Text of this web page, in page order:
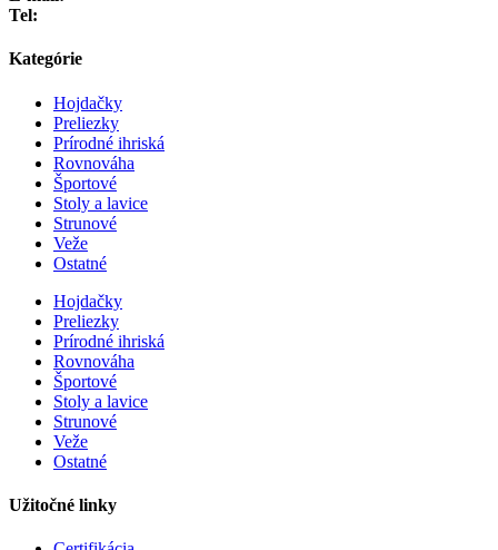
Tel:
Kategórie
Hojdačky
Preliezky
Prírodné ihriská
Rovnováha
Športové
Stoly a lavice
Strunové
Veže
Ostatné
Hojdačky
Preliezky
Prírodné ihriská
Rovnováha
Športové
Stoly a lavice
Strunové
Veže
Ostatné
Užitočné linky